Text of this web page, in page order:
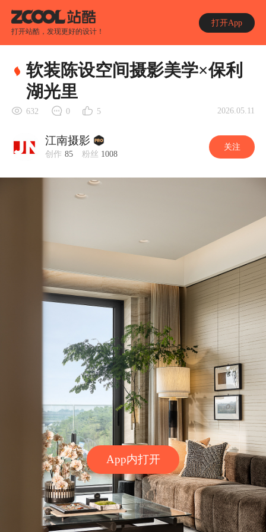
打开站酷，发现更好的设计！
打开App
App内打开
软装陈设空间摄影美学×保利
湖光里
632 0 5 2026.05.11
江南摄影
创作 85 粉丝 1008
关注